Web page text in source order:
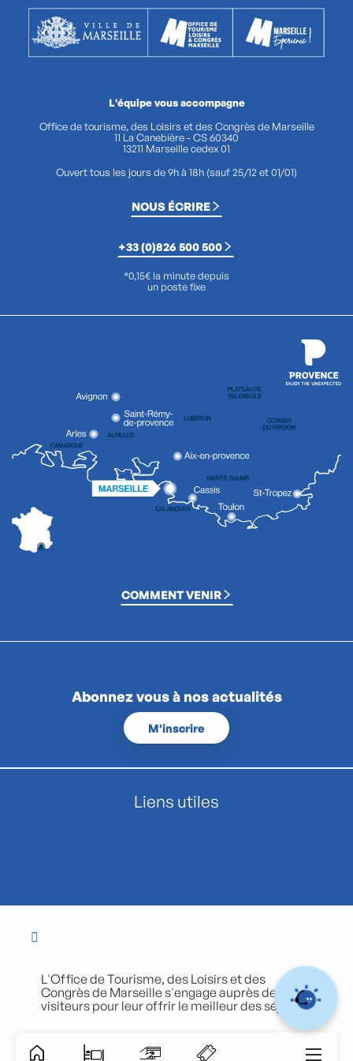
L'équipe vous accompagne
Office de tourisme, des Loisirs et des Congrès de Marseille
11 La Canebière - CS 60340
13211 Marseille cedex 01
Ouvert tous les jours de 9h à 18h (sauf 25/12 et 01/01)
NOUS ÉCRIRE
+33 (0)826 500 500
*0,15€ la minute depuis
un poste fixe
COMMENT VENIR
Abonnez vous à nos actualités
M'inscrire
Liens utiles
L'Office de Tourisme, des Loisirs et des
Congrès de Marseille s'engage auprès de ses
visiteurs pour leur offrir le meilleur des séjours.